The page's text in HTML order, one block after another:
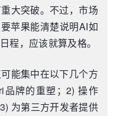
大突破。不过，市场
苹果能清楚说明AI如
程，应该就算及格。
能集中在以下几个方
品牌的重塑；2) 操作
为第三方开发者提供